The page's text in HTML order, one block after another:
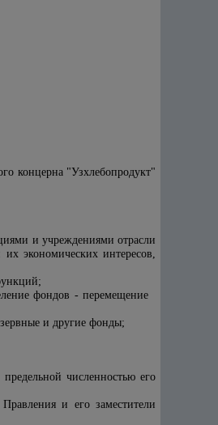
концерна "Узхлебопродукт"
и учреждениями отрасли
экономических интересов,
фондов - перемещение
и другие фонды;
численностью его
и его заместители